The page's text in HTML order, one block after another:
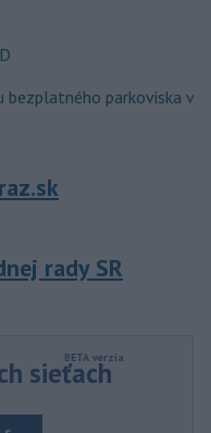
bezplatného parkoviska v
rady SR
sieťach